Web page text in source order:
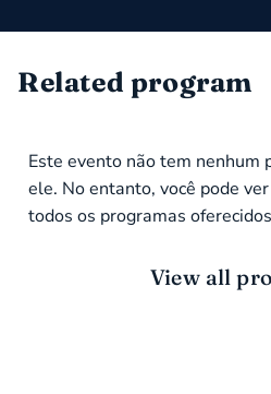
Related program
Este evento não tem nenhum
ele. No entanto, você pode
todos os programas
View all